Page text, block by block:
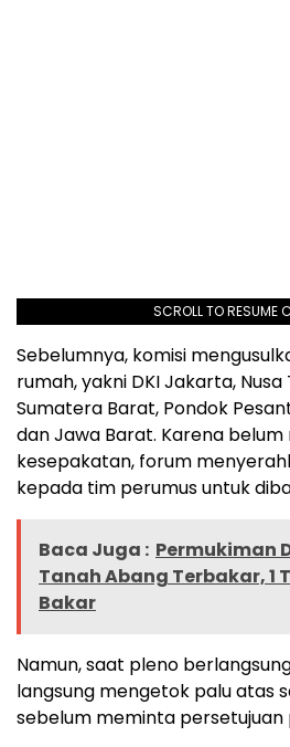
SCROLL TO RESUME
Sebelumnya, komisi
rumah, yakni DKI Jakarta,
Sumatera Barat, Pondok
dan Jawa Barat. Karena
kesepakatan, forum
kepada tim perumus untuk
Baca Juga : Permukiman
Tanah Abang Terbakar, 1
Bakar
Namun, saat pleno
langsung mengetok palu atas
sebelum meminta